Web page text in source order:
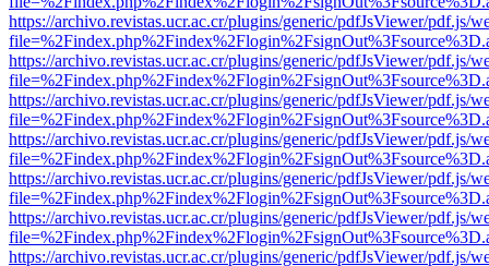
https://archivo.revistas.ucr.ac.cr/plugins/generic/pdfJsViewer/pdf.js/
https://archivo.revistas.ucr.ac.cr/plugins/generic/pdfJsViewer/pdf.js/
https://archivo.revistas.ucr.ac.cr/plugins/generic/pdfJsViewer/pdf.js/
https://archivo.revistas.ucr.ac.cr/plugins/generic/pdfJsViewer/pdf.js/
https://archivo.revistas.ucr.ac.cr/plugins/generic/pdfJsViewer/pdf.js/
https://archivo.revistas.ucr.ac.cr/plugins/generic/pdfJsViewer/pdf.js/
https://archivo.revistas.ucr.ac.cr/plugins/generic/pdfJsViewer/pdf.js/